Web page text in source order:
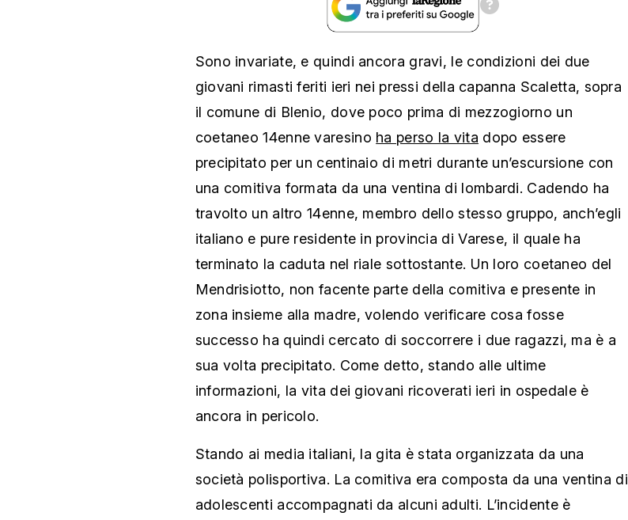
Sono invariate, e quindi ancora gravi, le condizioni dei due
giovani rimasti feriti ieri nei pressi della capanna Scaletta, sopra
il comune di Blenio, dove poco prima di mezzogiorno un
coetaneo 14enne varesino ha perso la vita dopo essere
precipitato per un centinaio di metri durante un’escursione con
una comitiva formata da una ventina di lombardi. Cadendo ha
travolto un altro 14enne, membro dello stesso gruppo, anch’egli
italiano e pure residente in provincia di Varese, il quale ha
terminato la caduta nel riale sottostante. Un loro coetaneo del
Mendrisiotto, non facente parte della comitiva e presente in
zona insieme alla madre, volendo verificare cosa fosse
successo ha quindi cercato di soccorrere i due ragazzi, ma è a
sua volta precipitato. Come detto, stando alle ultime
informazioni, la vita dei giovani ricoverati ieri in ospedale è
ancora in pericolo.
Stando ai media italiani, la gita è stata organizzata da una
società polisportiva. La comitiva era composta da una ventina di
adolescenti accompagnati da alcuni adulti. L’incidente è